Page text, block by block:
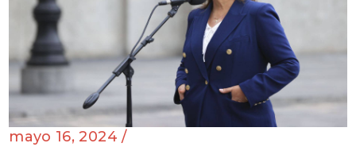
mayo 16, 2024 /